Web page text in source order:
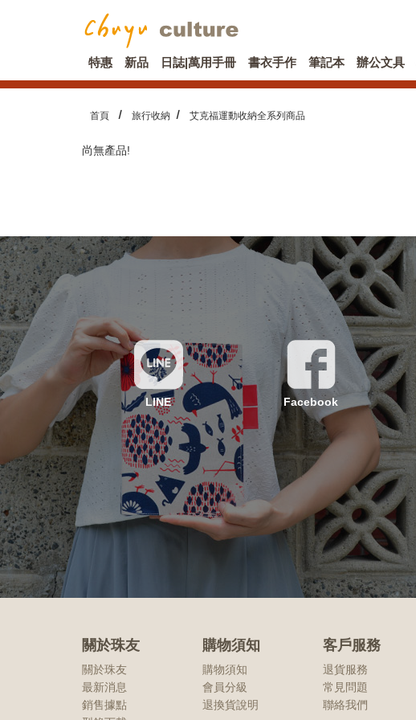
特惠 新品 日誌|萬用手冊 書衣手作 筆記本 辦公文具
首頁 旅行收納 艾克福運動收納全系列商品
尚無產品!
LINE Facebook
關於珠友
關於珠友
最新消息
銷售據點
購物須知
購物須知
會員分級
退換貨說明
客戶服務
退貨服務
常見問題
聯絡我們